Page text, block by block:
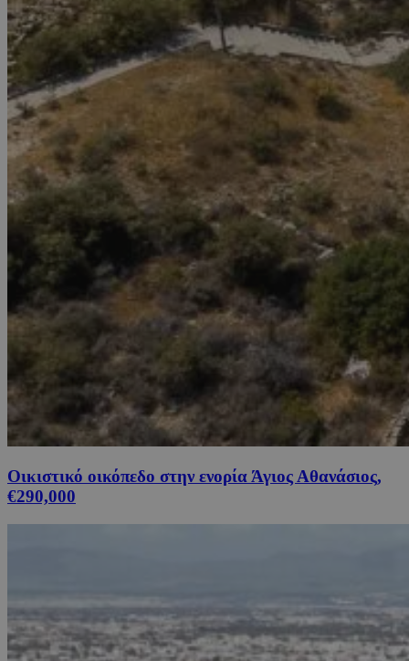
Οικιστικό οικόπεδο στην ενορία Άγιος Αθανάσιος,
€290,000